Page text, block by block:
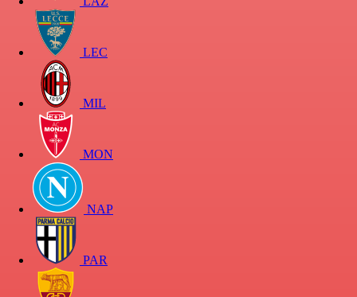
LEC
MIL
MON
NAP
PAR